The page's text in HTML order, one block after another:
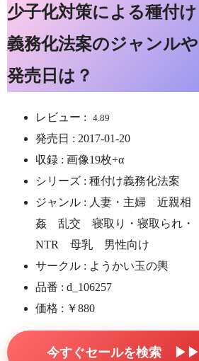
少子化対策による種付け
義務化法案のジャンルや
発売日は？
レビュー : 4.89
発売日 : 2017-01-20
収録 : 画像19枚+α
シリーズ : 種付け義務化法案
ジャンル : 人妻・主婦 近親相
姦 乱交 寝取り・寝取られ・
NTR 母乳 男性向け
サークル : ようかい玉の輿
品番 : d_106257
価格 : ￥880
今すぐセールを検索 ▶▶